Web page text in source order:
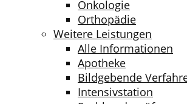
Onkologie
Orthopädie
Weitere Leistungen
Alle Informationen
Apotheke
Bildgebende
Intensivstation